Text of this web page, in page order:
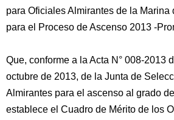
para Oficiales Almirantes de la Marina
para el Proceso de Ascenso 2013 -
Que, conforme a la Acta N° 008-2013
octubre de 2013, de la Junta de
Almirantes para el ascenso al grado
establece el Cuadro de Mérito de los